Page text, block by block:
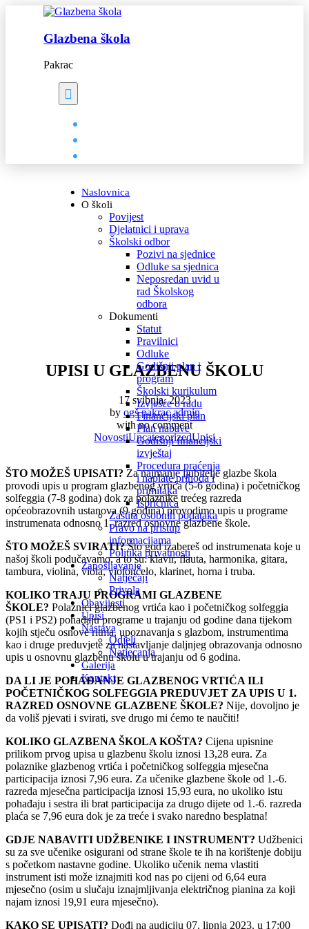
Glazbena škola
Pakrac
Naslovnica
O školi
Povijest
Djelatnici i uprava
Školski odbor
Pozivi na sjednice
Odluke sa sjednica
Neposredan uvid u
rad Školskog
odbora
Dokumenti
Statut
Pravilnici
Odluke
Godišnji plan i
program
Školski kurikulum
Izvješće o radu
Financijski plan
Plan nabave
Godišnji financijski
izvještaj
Procedura praćenja
i naplate prihoda i
primitaka
Ispričnica
Zaštita osobnih podataka
Pravo na pristup
informacijama
Politika privatnosti
Zapošljavanje
Natječaji
Privola
Obavijesti
Upisi
Nastava
Odjeli
Natjecanja
Galerija
Kontakt
UPISI U GLAZBENU ŠKOLU
17 svibnja, 2023
by ogš pakrac admin
with no comment
NovostiUncategorizedUpisi
ŠTO MOŽEŠ UPISATI? Za najmanje ljubitelje glazbe škola
provodi upis u program glazbenog vrtića (5-6 godina) i početničkog
solfeggia (7-8 godina) dok za polaznike trećeg razreda
općeobrazovnih ustanova (9 godina) provodimo upis u programe
instrumenata odnosno 1. razred osnovne glazbene škole.
ŠTO MOŽEŠ SVIRATI?Što god izabereš od instrumenata koje u
našoj školi podučavamo, a to su: klavir, flauta, harmonika, gitara,
tambura, violina, viola, violončelo, klarinet, horna i truba.
KOLIKO TRAJU PROGRAMI GLAZBENE
ŠKOLE? Polaznici glazbenog vrtića kao i početničkog solfeggia
(PS1 i PS2) pohađaju programe u trajanju od godine dana tijekom
kojih stječu osnove ritma, upoznavanja s glazbom, instrumentima
kao i druge preduvjete za nastavljanje daljnjeg obrazovanja odnosno
upis u osnovnu glazbenu školu u trajanju od 6 godina.
DA LI JE POHAĐANJE GLAZBENOG VRTIĆA ILI
POČETNIČKOG SOLFEGGIA PREDUVJET ZA UPIS U 1.
RAZRED OSNOVNE GLAZBENE ŠKOLE? Nije, dovoljno je
da voliš pjevati i svirati, sve drugo mi ćemo te naučiti!
KOLIKO GLAZBENA ŠKOLA KOŠTA? Cijena upisnine
prilikom prvog upisa u glazbenu školu iznosi 13,28 eura. Za
polaznike glazbenog vrtića i početničkog solfeggia mjesečna
participacija iznosi 7,96 eura. Za učenike glazbene škole od 1.-6.
razreda mjesečna participacija iznosi 15,93 eura, no ukoliko istu
pohađaju i sestra ili brat participacija za drugo dijete od 1.-6. razreda
plaća se 7,96 eura dok je za treće i svako naredno besplatna!
GDJE NABAVITI UDŽBENIKE I INSTRUMENT? Udžbenici
su za sve učenike osigurani od strane škole te ih na korištenje dobiju
s početkom nastavne godine. Ukoliko učenik nema vlastiti
instrument isti može iznajmiti kod nas po cijeni od 6,64 eura
mjesečno (osim u slučaju iznajmljivanja električnog pianina za koji
najam iznosi 19,91 eura mjesečno).
KAKO SE UPISATI? Dođi na audiciju 07. lipnja 2023. u 17:00